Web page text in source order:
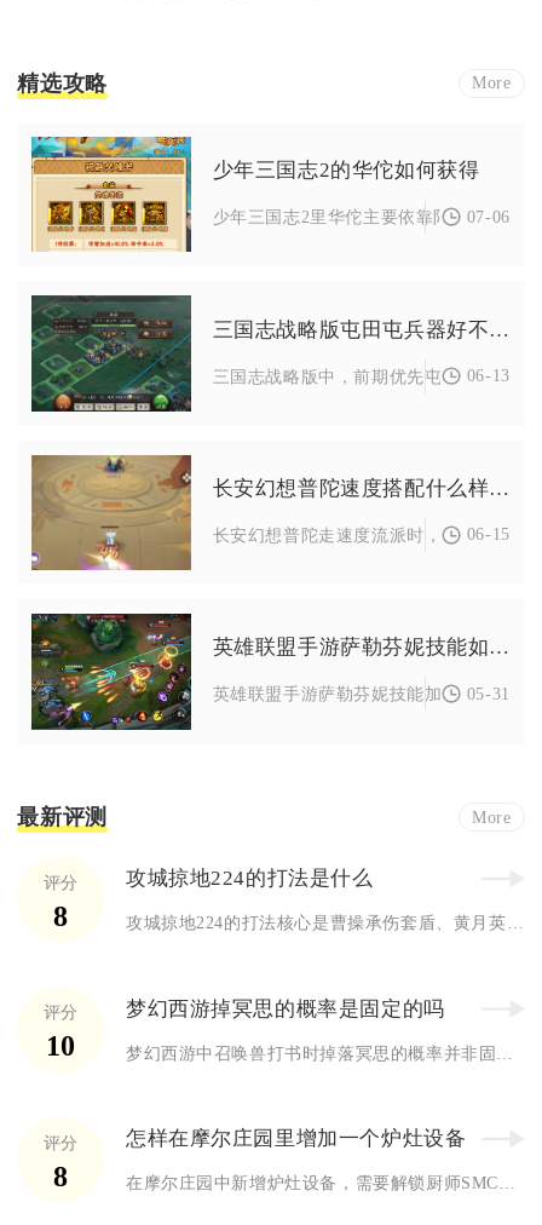
精选攻略 More
少年三国志2的华佗如何获得
少年三国志2里华佗主要依靠限时神将招
07-06
三国志战略版屯田屯兵器好不好
三国志战略版中，前期优先屯田、中期适
06-13
长安幻想普陀速度搭配什么样的灵师效果好
长安幻想普陀走速度流派时，核心适配灵
06-15
英雄联盟手游萨勒芬妮技能如何加点
英雄联盟手游萨勒芬妮技能加点需分位置
05-31
最新评测 More
评分
8
攻城掠地224的打法是什么
攻城掠地224的打法核心是曹操承伤套盾、黄月英二车主力溅射破...
评分
10
梦幻西游掉冥思的概率是固定的吗
评分
8
怎样在摩尔庄园里增加一个炉灶设备
在摩尔庄园中新增炉灶设备，需要解锁厨师SMC职业并提升厨师等...